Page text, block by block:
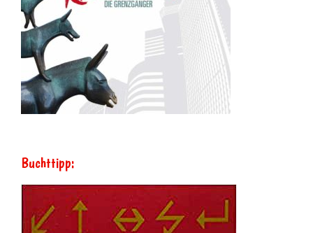
Buchttipp: